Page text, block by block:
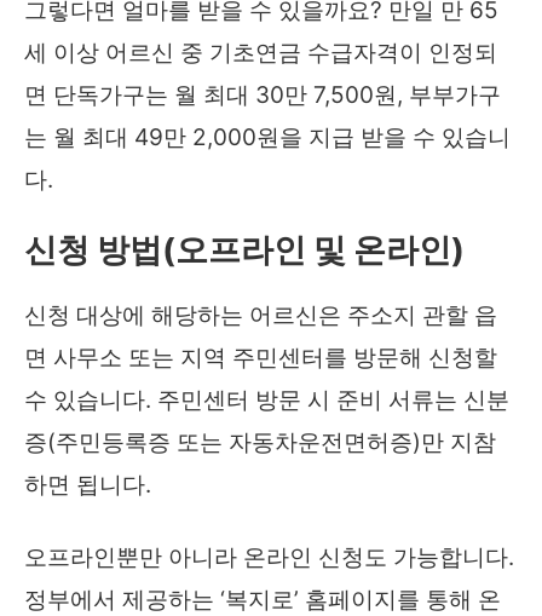
그렇다면 얼마를 받을 수 있을까요? 만일 만 65
세 이상 어르신 중 기초연금 수급자격이 인정되
면 단독가구는 월 최대 30만 7,500원, 부부가구
는 월 최대 49만 2,000원을 지급 받을 수 있습니
다.
신청 방법(오프라인 및 온라인)
신청 대상에 해당하는 어르신은 주소지 관할 읍
면 사무소 또는 지역 주민센터를 방문해 신청할
수 있습니다. 주민센터 방문 시 준비 서류는 신분
증(주민등록증 또는 자동차운전면허증)만 지참
하면 됩니다.
오프라인뿐만 아니라 온라인 신청도 가능합니다.
정부에서 제공하는 ‘복지로’ 홈페이지를 통해 온